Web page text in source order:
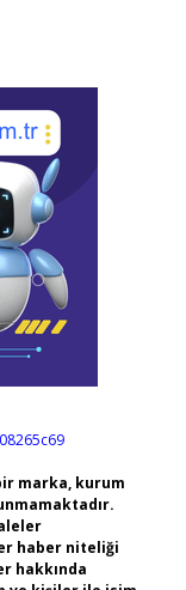
marka, kurum
haber niteliği
hakkında